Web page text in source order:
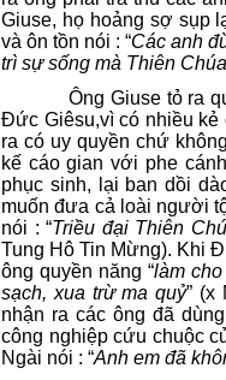
Giuse, họ hoảng sợ sụp
và ôn tồn nói : “Các anh
trì sự sống mà Thiên
Ông Giuse tỏ ra
Đức Giêsu,vì có nhiều kẻ
ra có uy quyền chứ
kế cáo gian với phe
phục sinh, lại ban dồi
muốn đưa cả loài người
nói : “Triều đại Thiên
Tung Hô Tin Mừng). Khi
ông quyền năng “làm
sạch, xua trừ ma quỷ” (x
nhận ra các ông đã
công nghiệp cứu chuộc
Ngài nói : “Anh em đã